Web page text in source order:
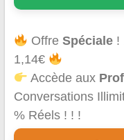
OffreSpéciale !
1,14€
Accède aux
Conversations
% Réels ! ! !